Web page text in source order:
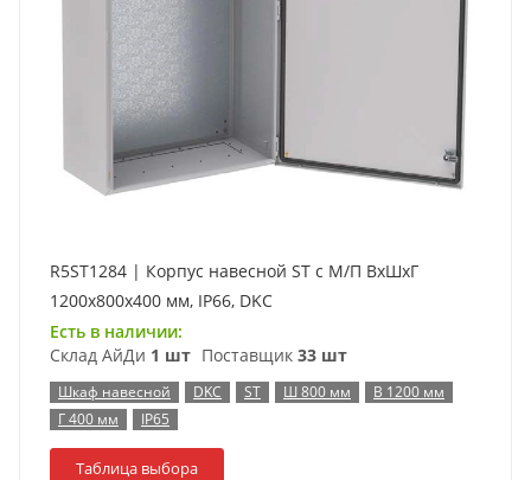
R5ST1284 | Корпус навесной ST с М/П ВxШxГ
1200x800x400 мм, IP66, DKC
Есть в наличии:
Склад АйДи 1 шт Поставщик 33 шт
Шкаф навесной DKC ST Ш 800 мм
В 1200 мм
Г 400 мм
IP65
Таблица выбора